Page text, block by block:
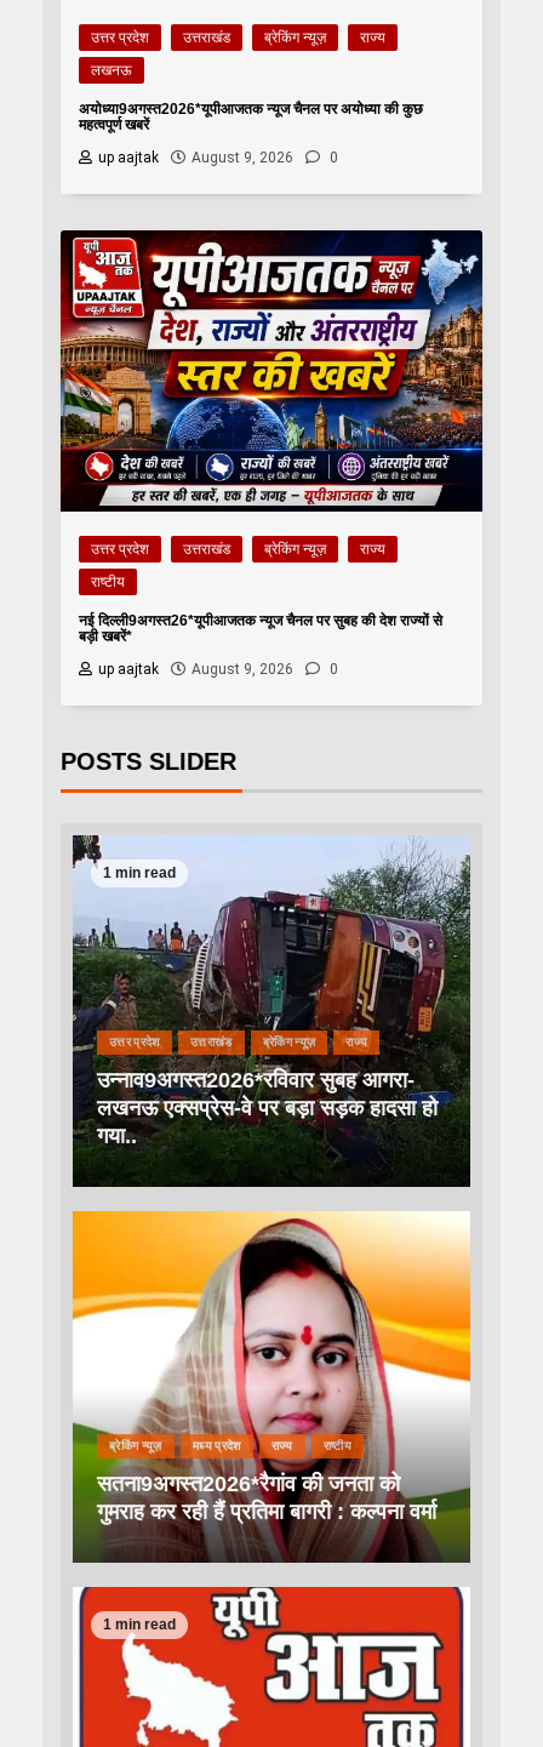
उत्तर प्रदेश उत्तराखंड ब्रेकिंग न्यूज़
राज्य
लखनऊ
अयोध्या9अगस्त2026*यूपीआजतक न्यूज चैनल पर अयोध्या की कुछ
महत्वपूर्ण खबरें
up aajtak
August 9, 2026 0
उत्तर प्रदेश उत्तराखंड ब्रेकिंग न्यूज़
राज्य
राष्टीय
नई दिल्ली9अगस्त26*यूपीआजतक न्यूज चैनल पर सुबह की देश राज्यों से
बड़ी खबरें*
up aajtak
August 9, 2026 0
POSTS SLIDER
1 min read
उत्तर प्रदेश उत्तराखंड ब्रेकिंग न्यूज़ राज्य
उन्नाव9अगस्त2026*रविवार सुबह आगरा-
लखनऊ एक्सप्रेस-वे पर बड़ा सड़क हादसा हो
गया..
ब्रेकिंग न्यूज़ मध्य प्रदेश राज्य राष्टीय
सतना9अगस्त2026*रैगांव की जनता को
गुमराह कर रही हैं प्रतिमा बागरी : कल्पना वर्मा
1 min read